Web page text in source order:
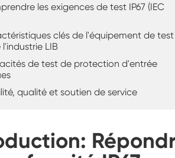
spéciale
test IP
les exigences de test IP67 (IEC
clés de l'équipement de test
l'industrie LIB
de test de protection d'entrée
qualité et soutien de service